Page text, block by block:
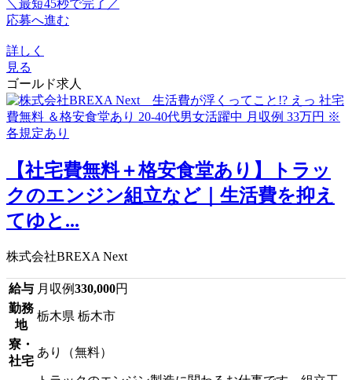
＼最短45秒で完了／
応募へ進む
詳しく
見る
ゴールド求人
【社宅費無料＋格安食堂あり】トラッ
クのエンジン組立など｜生活費を抑え
てゆと...
株式会社BREXA Next
給与 月収例330,000円
勤務
地
栃木県 栃木市
寮・
社宅
あり（無料）